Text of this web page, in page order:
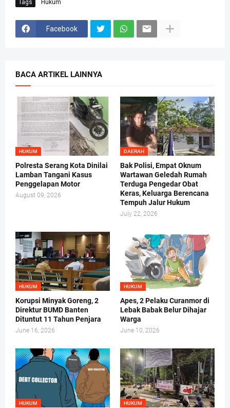
Tags Hukum
Facebook
BACA ARTIKEL LAINNYA
HUKUM
Polresta Serang Kota Dinilai
Lamban Tangani Kasus
Penggelapan Motor
August 09, 2026
DAERAH
Bak Polisi, Empat Oknum
Wartawan Geledah Rumah
Terduga Pengedar Obat
Keras, Keluarga Berencana
Tempuh Jalur Hukum
July 22, 2026
HUKUM
Korupsi Minyak Goreng, 2
Direktur BUMD Banten
Dituntut 11 Tahun Penjara
June 16, 2026
HUKUM
Apes, 2 Pelaku Curanmor di
Lebak Babak Belur Dihajar
Warga
June 10, 2026
HUKUM HUKUM